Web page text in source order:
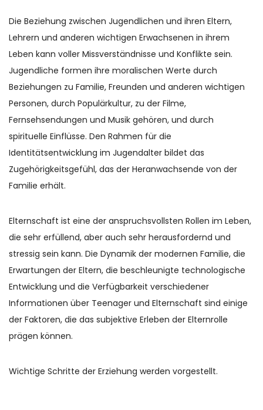
Die Beziehung zwischen Jugendlichen und ihren Eltern,
Lehrern und anderen wichtigen Erwachsenen in ihrem
Leben kann voller Missverständnisse und Konflikte sein.
Jugendliche formen ihre moralischen Werte durch
Beziehungen zu Familie, Freunden und anderen wichtigen
Personen, durch Populärkultur, zu der Filme,
Fernsehsendungen und Musik gehören, und durch
spirituelle Einflüsse. Den Rahmen für die
Identitätsentwicklung im Jugendalter bildet das
Zugehörigkeitsgefühl, das der Heranwachsende von der
Familie erhält.
Elternschaft ist eine der anspruchsvollsten Rollen im Leben,
die sehr erfüllend, aber auch sehr herausfordernd und
stressig sein kann. Die Dynamik der modernen Familie, die
Erwartungen der Eltern, die beschleunigte technologische
Entwicklung und die Verfügbarkeit verschiedener
Informationen über Teenager und Elternschaft sind einige
der Faktoren, die das subjektive Erleben der Elternrolle
prägen können.
Wichtige Schritte der Erziehung werden vorgestellt.